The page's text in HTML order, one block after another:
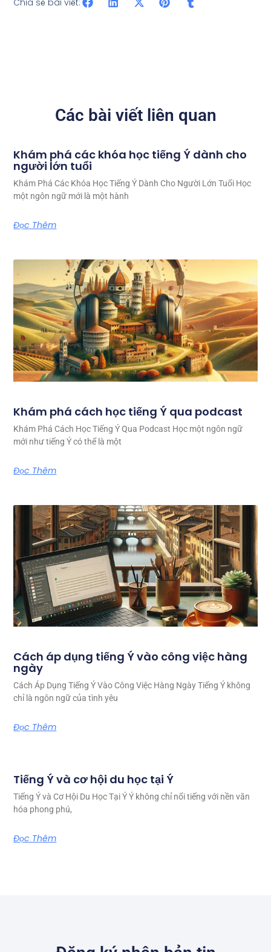
Chia sẻ bài viết:
Các bài viết liên quan
Khám phá các khóa học tiếng Ý dành cho
người lớn tuổi
Khám Phá Các Khóa Học Tiếng Ý Dành Cho Người Lớn Tuổi Học
một ngôn ngữ mới là một hành
Đọc Thêm
Khám phá cách học tiếng Ý qua podcast
Khám Phá Cách Học Tiếng Ý Qua Podcast Học một ngôn ngữ
mới như tiếng Ý có thể là một
Đọc Thêm
Cách áp dụng tiếng Ý vào công việc hàng
ngày
Cách Áp Dụng Tiếng Ý Vào Công Việc Hàng Ngày Tiếng Ý không
chỉ là ngôn ngữ của tình yêu
Đọc Thêm
Tiếng Ý và cơ hội du học tại Ý
Tiếng Ý và Cơ Hội Du Học Tại Ý Ý không chỉ nổi tiếng với nền văn
hóa phong phú,
Đọc Thêm